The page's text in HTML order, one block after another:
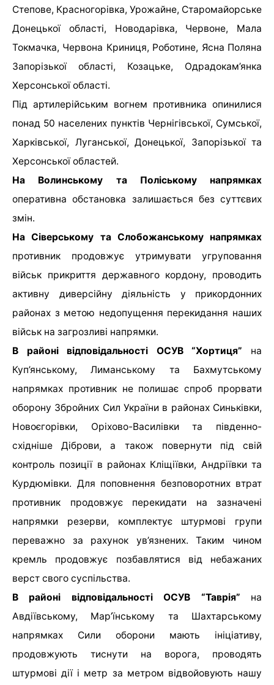
Степове, Красногорівка, Урожайне, Старомайорське
Донецької області, Новодарівка, Червоне, Мала
Токмачка, Червона Криниця, Роботине, Ясна Поляна
Запорізької області, Козацьке, Одрадокам’янка
Херсонської області.
Під артилерійським вогнем противника опинилися
понад 50 населених пунктів Чернігівської, Сумської,
Харківської, Луганської, Донецької, Запорізької та
Херсонської областей.
На Волинському та Поліському напрямках
оперативна обстановка залишається без суттєвих
змін.
На Сіверському та Слобожанському напрямках
противник продовжує утримувати угруповання
військ прикриття державного кордону, проводить
активну диверсійну діяльність у прикордонних
районах з метою недопущення перекидання наших
військ на загрозливі напрямки.
В районі відповідальності ОСУВ “Хортиця” на
Куп’янському, Лиманському та Бахмутському
напрямках противник не полишає спроб прорвати
оборону Збройних Сил України в районах Синьківки,
Новоєгорівки, Оріхово-Василівки та південно-
східніше Діброви, а також повернути під свій
контроль позиції в районах Кліщіївки, Андріївки та
Курдюмівки. Для поповнення безповоротних втрат
противник продовжує перекидати на зазначені
напрямки резерви, комплектує штурмові групи
переважно за рахунок ув’язнених. Таким чином
кремль продовжує позбавлятися від небажаних
верст свого суспільства.
В районі відповідальності ОСУВ “Таврія” на
Авдіївському, Мар’їнському та Шахтарському
напрямках Сили оборони мають ініціативу,
продовжують тиснути на ворога, проводять
штурмові дії і метр за метром відвойовують нашу